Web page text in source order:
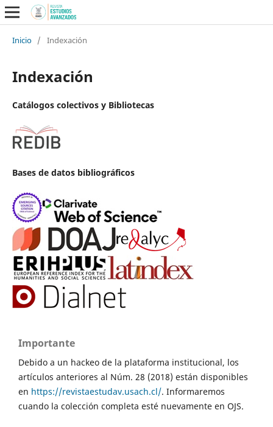
Inicio / Indexación
Indexación
Catálogos colectivos y Bibliotecas
Bases de datos bibliográficos
Importante
Debido a un hackeo de la plataforma institucional, los
artículos anteriores al Núm. 28 (2018) están disponibles
en https://revistaestudav.usach.cl/. Informaremos
cuando la colección completa esté nuevamente en OJS.